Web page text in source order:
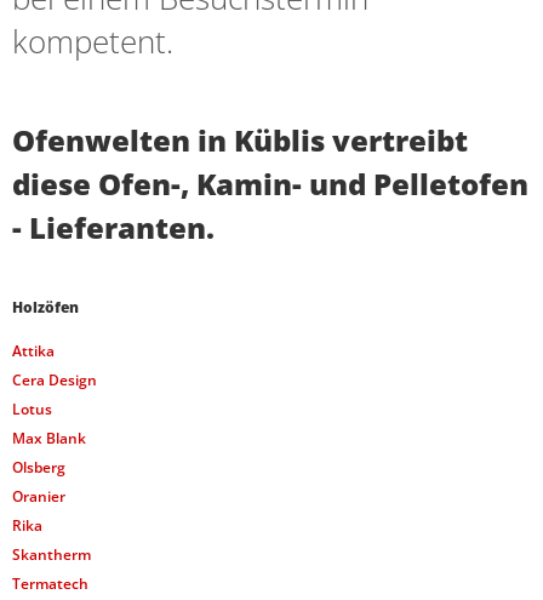
kompetent.
Ofenwelten in Küblis vertreibt
diese Ofen-, Kamin- und Pelletofen
- Lieferanten.
Holzöfen
Attika
Cera Design
Lotus
Max Blank
Olsberg
Oranier
Rika
Skantherm
Termatech